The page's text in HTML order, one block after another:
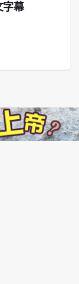
幕